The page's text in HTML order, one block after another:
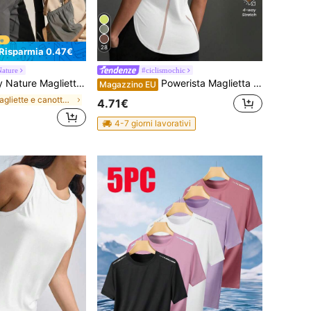
0.47€
arricciature, vestibilità slim, versatile per uso quotidiano e all'aperto
in Magliette e canotte da donna per attività all'a
28
#ciclismochic
Magazzino EU Powerista Maglietta casual da donna per sport all'aperto, a maniche corte con spacco laterale, colore unito
4.71€
4-7 giorni lavorativi